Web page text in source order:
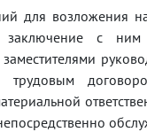
для возложения
заключение с
заместителями
трудовым